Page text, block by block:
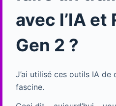
avec l’IA et
Gen 2 ?
J’ai utilisé ces outils IA
fascine.